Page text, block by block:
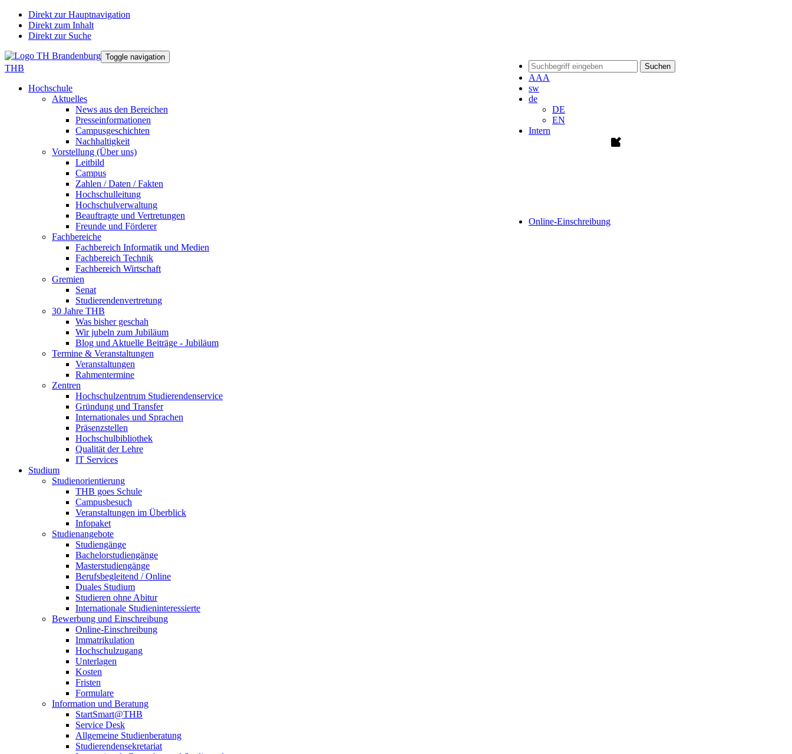
Direkt zur Hauptnavigation
Direkt zum Inhalt
Direkt zur Suche
Suchen
AAA
sw
de
DE
EN
Intern
Online-Einschreibung
Toggle navigation
THB
Hochschule
Aktuelles
News aus den Bereichen
Presseinformationen
Campusgeschichten
Nachhaltigkeit
Vorstellung (Über uns)
Leitbild
Campus
Zahlen / Daten / Fakten
Hochschulleitung
Hochschulverwaltung
Beauftragte und Vertretungen
Freunde und Förderer
Fachbereiche
Fachbereich Informatik und Medien
Fachbereich Technik
Fachbereich Wirtschaft
Gremien
Senat
Studierendenvertretung
30 Jahre THB
Was bisher geschah
Wir jubeln zum Jubiläum
Blog und Aktuelle Beiträge - Jubiläum
Termine & Veranstaltungen
Veranstaltungen
Rahmentermine
Zentren
Hochschulzentrum Studierendenservice
Gründung und Transfer
Internationales und Sprachen
Präsenzstellen
Hochschulbibliothek
Qualität der Lehre
IT Services
Studium
Studienorientierung
THB goes Schule
Campusbesuch
Veranstaltungen im Überblick
Infopaket
Studienangebote
Studiengänge
Bachelorstudiengänge
Masterstudiengänge
Berufsbegleitend / Online
Duales Studium
Studieren ohne Abitur
Internationale Studieninteressierte
Bewerbung und Einschreibung
Online-Einschreibung
Immatrikulation
Hochschulzugang
Unterlagen
Kosten
Fristen
Formulare
Information und Beratung
StartSmart@THB
Service Desk
Allgemeine Studienberatung
Studierendensekretariat